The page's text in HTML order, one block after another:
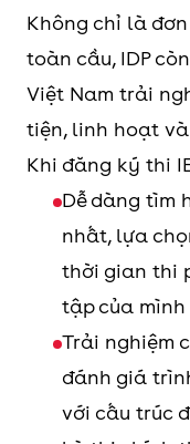
Ví
on
5 Unit 5
Unit 6 +
Review
Units 5–
6
Không chỉ là
toàn cầu, IDP
Việt Nam trải
tiện, linh hoạt
Khi đăng ký thi
Dễ dàng tìm
nhất, lựa
thời gian thi
tập của mình
Trải nghiệm
đánh giá
với cấu trúc